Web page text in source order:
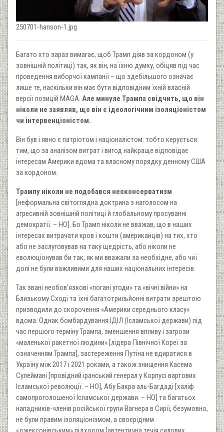
250701-hanson-1.jpg
Багато хто зараз вимагає, щоб Трамп діяв за кордоном (у
зовнішній політиці) так, як він, на їхню думку, обіцяв під час
проведення виборчої кампанії – що здебільшого означає
лише те, наскільки він має бути відповідним їхній власній
версії позицій MAGA. Але минуле Трампа свідчить, що він
ніколи не заявляв, що він є ідеологічним ізоляціоністом
чи інтервенціоністом.
Він був і явно є патріотом і націоналістом: тобто керується
тим, що за аналізом витрат і вигод найкраще відповідає
інтересам Америки вдома та власному порядку денному США
за кордоном.
Трампу ніколи не подобався неоконсерватизм
[неформальна світоглядна доктрина з наголосом на
агресивній зовнішній політиці й глобальному просуванні
демократії. – НО]. Бо Трамп ніколи не вважав, що в наших
інтересах витрачати кров і кошти (американців) на тих, хто
або не заслуговував на таку щедрість, або ніколи не
еволюціонував би так, як ми вважали за необхідне, або чиї
долі не були важливими для наших національних інтересів.
Так звані необов'язкові «погані угоди» та «вічні війни» на
Близькому Сході та їхні багатотрильйонні витрати зрештою
призводили до скорочення «Америки середнього класу»
вдома. Однак бомбардування ІДІЛ (Ісламської держави) під
час першого терміну Трампа, зменшення впливу і загрози
«маленької ракетної людини» [лідера Північної Кореї за
означенням Трампа], застереження Путіна не вдиратися в
Україну між 2017 і 2021 роками, а також знищення Касема
Сулеймані [провідний іранський генерал у Корпусі вартових
Ісламської революції. – НО], Абу Бакра аль-Багдаді [халіф
самопроголошеної Ісламської держави. – НО] та багатьох
нападників-членів російської групи Вагнера в Сирії, безумовно,
не були правим ізоляціонізмом, а своєрідним